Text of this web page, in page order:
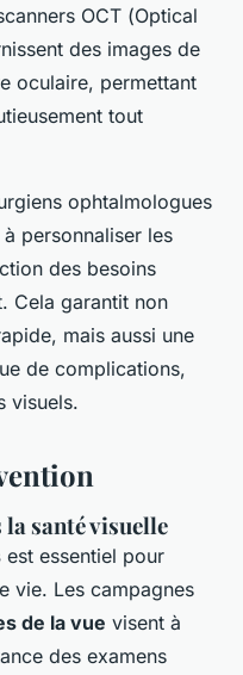
OCT (Optical
des images de
oculaire, permettant
tout
ophtalmologues
personnaliser les
des besoins
Cela garantit non
mais aussi une
de complications,
visuels.
santé visuelle
est essentiel pour
vie. Les campagnes
de la vue visent à
des examens